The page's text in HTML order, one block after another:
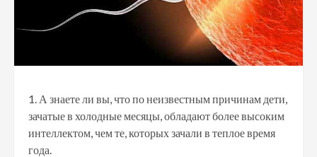
1. А знаете ли вы, что по неизвестным причинам дети,
зачатые в холодные месяцы, обладают более высоким
интеллектом, чем те, которых зачали в теплое время
года.